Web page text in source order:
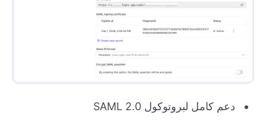
دعم كامل لبروتوكول SAML 2.0